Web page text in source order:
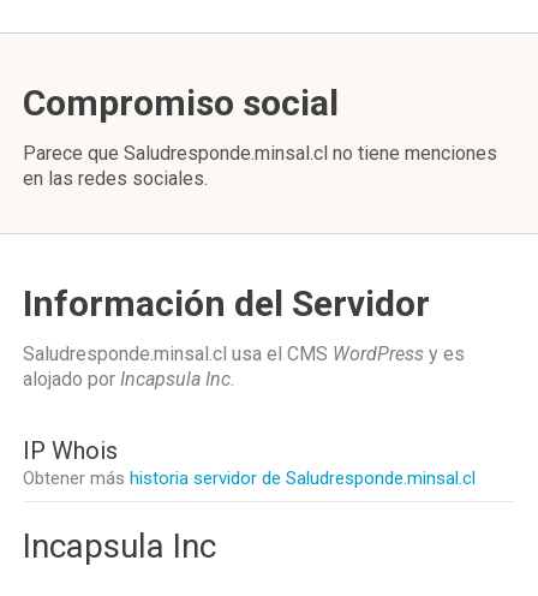
Compromiso social
Parece que Saludresponde.minsal.cl no tiene menciones
en las redes sociales.
Información del Servidor
Saludresponde.minsal.cl usa el CMS WordPress y es
alojado por Incapsula Inc.
IP Whois
Obtener más historia servidor de Saludresponde.minsal.cl
Incapsula Inc